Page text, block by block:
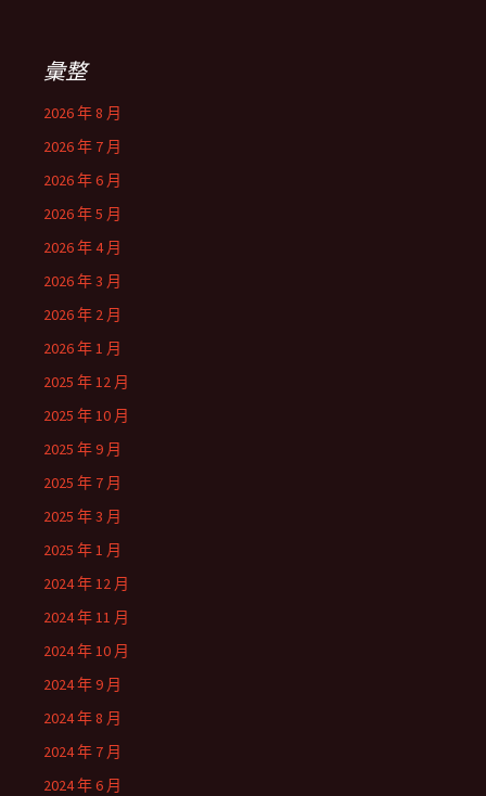
彙整
2026 年 8 月
2026 年 7 月
2026 年 6 月
2026 年 5 月
2026 年 4 月
2026 年 3 月
2026 年 2 月
2026 年 1 月
2025 年 12 月
2025 年 10 月
2025 年 9 月
2025 年 7 月
2025 年 3 月
2025 年 1 月
2024 年 12 月
2024 年 11 月
2024 年 10 月
2024 年 9 月
2024 年 8 月
2024 年 7 月
2024 年 6 月